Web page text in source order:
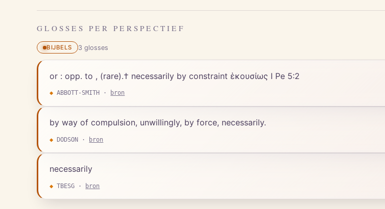
GLOSSES PER PERSPECTIEF
BIJBELS 3glosses
or : opp. to , (rare).† necessarily by constraint ἑκουσίως I Pe 5:2
◆ ABBOTT-SMITH · bron
by way of compulsion, unwillingly, by force, necessarily.
◆ DODSON · bron
necessarily
◆ TBESG · bron